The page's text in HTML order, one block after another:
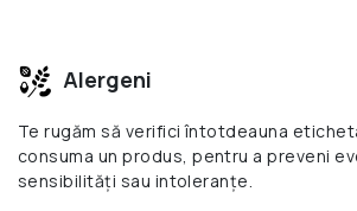
Alergeni
Te rugăm să verifici întotdeauna
consuma un produs, pentru a preveni
sensibilități sau intoleranțe.